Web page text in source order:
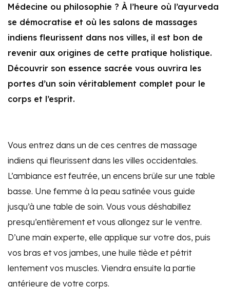
Médecine ou philosophie ? À l’heure où l’ayurveda
se démocratise et où les salons de massages
indiens fleurissent dans nos villes, il est bon de
revenir aux origines de cette pratique holistique.
Découvrir son essence sacrée vous ouvrira les
portes d’un soin véritablement complet pour le
corps et l’esprit.
Vous entrez dans un de ces centres de massage
indiens qui fleurissent dans les villes occidentales.
L’ambiance est feutrée, un encens brûle sur une table
basse. Une femme à la peau satinée vous guide
jusqu’à une table de soin. Vous vous déshabillez
presqu’entièrement et vous allongez sur le ventre.
D’une main experte, elle applique sur votre dos, puis
vos bras et vos jambes, une huile tiède et pétrit
lentement vos muscles. Viendra ensuite la partie
antérieure de votre corps.